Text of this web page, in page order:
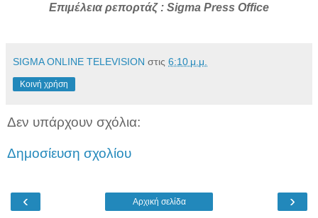
Επιμέλεια ρεπορτάζ : Sigma Press Office
SIGMA ONLINE TELEVISION στις 6:10 μ.μ.
Κοινή χρήση
Δεν υπάρχουν σχόλια:
Δημοσίευση σχολίου
‹ ›
Αρχική σελίδα